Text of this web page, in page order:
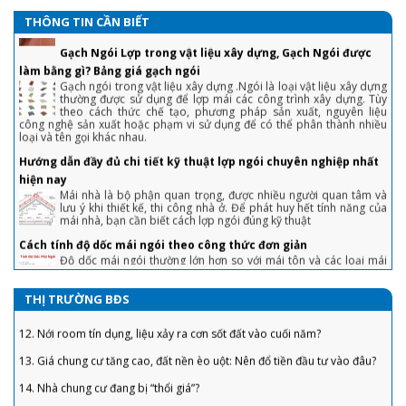
THÔNG TIN CẦN BIẾT
Gạch Ngói Lợp trong vật liệu xây dựng, Gạch Ngói được
làm bằng gì? Bảng giá gạch ngói
Gạch ngói trong vật liệu xây dựng .Ngói là loại vật liệu xây dựng
thường được sử dụng để lợp mái các công trình xây dựng. Tùy
theo cách thức chế tạo, phương pháp sản xuất, nguyên liệu
công nghệ sản xuất hoặc phạm vi sử dụng để có thể phân thành nhiều
loại và tên gọi khác nhau.
Hướng dẫn đầy đủ chi tiết kỹ thuật lợp ngói chuyên nghiệp nhất
hiện nay
Mái nhà là bộ phận quan trọng, được nhiều người quan tâm và
lưu ý khi thiết kế, thi công nhà ở. Để phát huy hết tính năng của
mái nhà, bạn cần biết cách lợp ngói đúng kỹ thuật
Cách tính độ dốc mái ngói theo công thức đơn giản
khác. Cụ thể, độ dốc mái ngói bao nhiêu là hợp lý, cách tính ra
sao? Mời bạn tham khảo trong bài viết dưới đây.
XÁC NHẤT
việc tạo nét đẹp và tính thẩm mỹ cao.
Vì sao nên dùng sơn chống cháy trong xây dựng?
Không phải ngẫu nhiên mà sơn chống cháy được xem là phương
pháp chống cháy thụ động mang đến hiệu quả cao
THỊ TRƯỜNG BĐS
3. Chiêu tránh sập bẫy khi mua nhà lần đầu tiết kiệm cả đống tiền
4. Tuyệt chiêu trả giá nhà đất, mua 'hời' ăn lộc trăm triệu
5. Chiêu bán nhà không cần qua môi giới, khách tranh hỏi được giá 'chốt'
nhanh
6. Sai lầm để đời khiến người vay tiền ngân hàng mua nhà phải “gánh nợ”
7. “Bỏng tay” với giá bán căn hộ ở TP. Hồ Chí Minh
8. Bất động sản tăng ưu đãi để thoát hàng "ế"
9. 5 Dự Án Có Căn Hộ Chung Cư Dưới 1 Tỷ TPHCM
10. Doanh nghiệp bất động sản huy động vốn lãi suất ‘không tưởng’, Bộ
Xây dựng nói gì?
12. Nới room tín dụng, liệu xảy ra cơn sốt đất vào cuối năm?
13. Giá chung cư tăng cao, đất nền èo uột: Nên đổ tiền đầu tư vào đâu?
14. Nhà chung cư đang bị “thổi giá”?
15. Đã xong móng nhà ga sân bay Long Thành, sẵn sàng khởi công